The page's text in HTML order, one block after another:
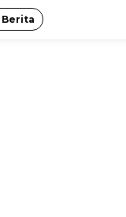
Berita